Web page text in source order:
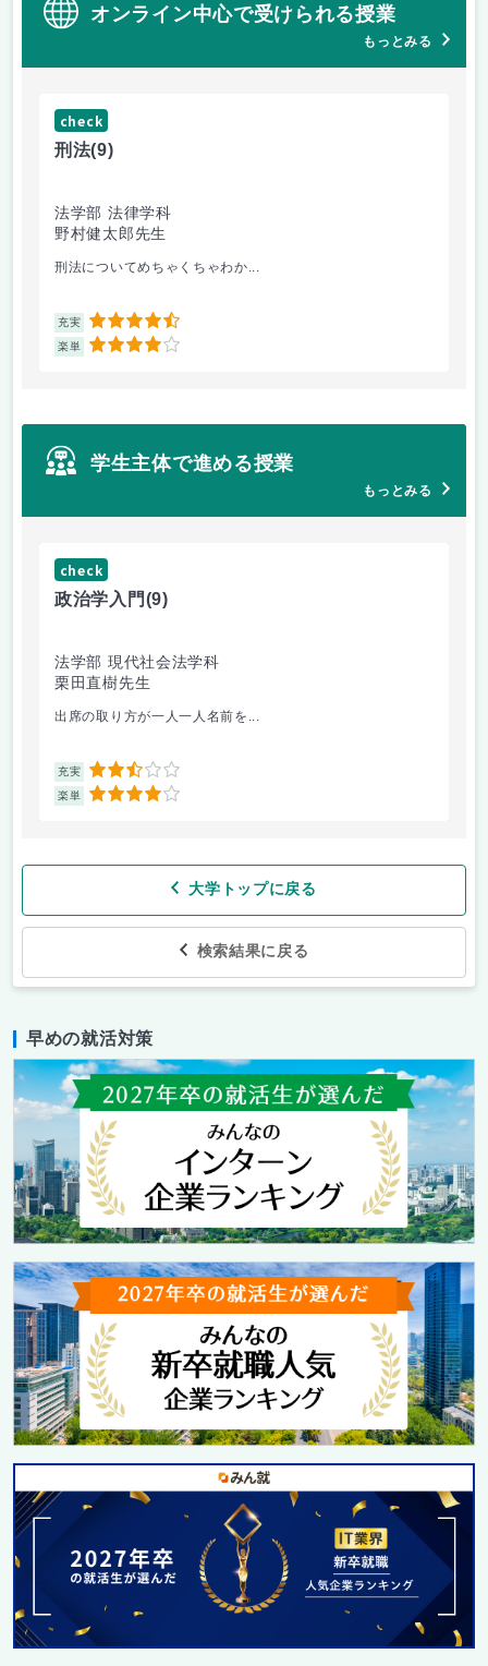
オンライン中心で受けられる授業
もっとみる
check
刑法(9)
法学部 法律学科
野村健太郎先生
刑法についてめちゃくちゃわか...
充実 4.5
楽単 4
学生主体で進める授業
もっとみる
check
政治学入門(9)
法学部 現代社会法学科
栗田直樹先生
出席の取り方が一人一人名前を...
充実 2.5
楽単 4
大学トップに戻る
検索結果に戻る
早めの就活対策